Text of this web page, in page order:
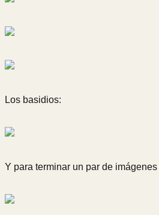
Los basidios:
Y para terminar un par de